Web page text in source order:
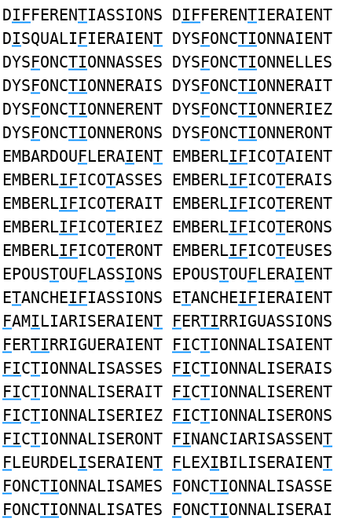
DIFFERENTIASSIONS DIFFERENTIERAIENT
DISQUALIFIERAIENT DYSFONCTIONNAIENT
DYSFONCTIONNASSES DYSFONCTIONNELLES
DYSFONCTIONNERAIS DYSFONCTIONNERAIT
DYSFONCTIONNERENT DYSFONCTIONNERIEZ
DYSFONCTIONNERONS DYSFONCTIONNERONT
EMBARDOUFLERAIENT EMBERLIFICOTAIENT
EMBERLIFICOTASSES EMBERLIFICOTERAIS
EMBERLIFICOTERAIT EMBERLIFICOTERENT
EMBERLIFICOTERIEZ EMBERLIFICOTERONS
EMBERLIFICOTERONT EMBERLIFICOTEUSES
EPOUSTOUFLASSIONS EPOUSTOUFLERAIENT
ETANCHEIFIASSIONS ETANCHEIFIERAIENT
FAMILIARISERAIENT FERTIRRIGUASSIONS
FERTIRRIGUERAIENT FICTIONNALISAIENT
FICTIONNALISASSES FICTIONNALISERAIS
FICTIONNALISERAIT FICTIONNALISERENT
FICTIONNALISERIEZ FICTIONNALISERONS
FICTIONNALISERONT FINANCIARISASSENT
FLEURDELISERAIENT FLEXIBILISERAIENT
FONCTIONNALISAMES FONCTIONNALISASSE
FONCTIONNALISATES FONCTIONNALISERAI